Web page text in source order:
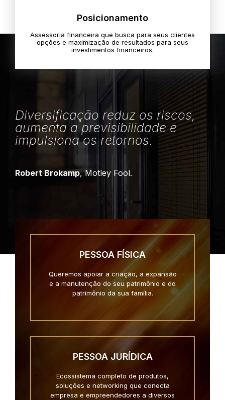
Posicionamento
Assessoria financeira que busca para seus clientes
opções e maximização de resultados para seus
investimentos financeiros.
Diversificação reduz os riscos,
aumenta a previsibilidade e
impulsiona os retornos.
Robert Brokamp, Motley Fool.
PESSOA FÍSICA
Queremos apoiar a criação, a expansão
e a manutenção do seu patrimônio e do
patrimônio da sua família.
PESSOA JURÍDICA
Ecossistema completo de produtos,
soluções e networking que conecta
empresa e empreendedores a diversos